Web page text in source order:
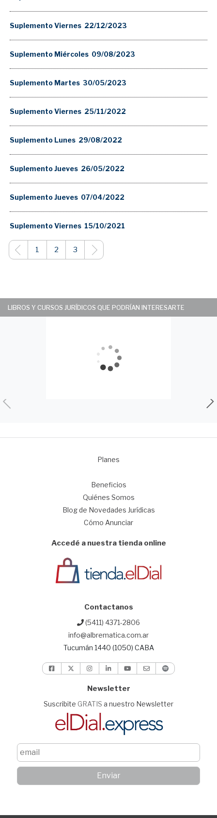
Suplemento Viernes 22/12/2023
Suplemento Miércoles 09/08/2023
Suplemento Martes 30/05/2023
Suplemento Viernes 25/11/2022
Suplemento Lunes 29/08/2022
Suplemento Jueves 26/05/2022
Suplemento Jueves 07/04/2022
Suplemento Viernes 15/10/2021
1 2 3
LIBROS Y CURSOS JURÍDICOS QUE PODRÍAN INTERESARTE
Planes
Beneficios
Quiénes Somos
Blog de Novedades Jurídicas
Cómo Anunciar
Accedé a nuestra tienda online
Contactanos
(5411) 4371-2806
info@albrematica.com.ar
Tucumán 1440 (1050) CABA
Newsletter
Suscribite GRATIS a nuestro Newsletter